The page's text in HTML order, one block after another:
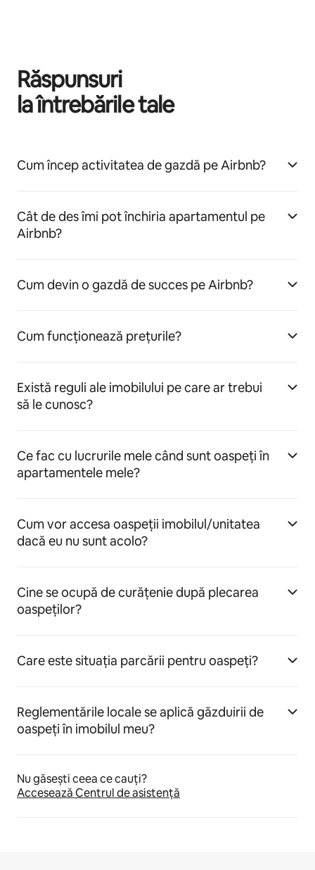
Răspunsuri
la întrebările tale
Cum încep activitatea de gazdă pe Airbnb?
Cât de des îmi pot închiria apartamentul pe
Airbnb?
Cum devin o gazdă de succes pe Airbnb?
Cum funcționează prețurile?
Există reguli ale imobilului pe care ar trebui
să le cunosc?
Ce fac cu lucrurile mele când sunt oaspeți în
apartamentele mele?
Cum vor accesa oaspeții imobilul/unitatea
dacă eu nu sunt acolo?
Cine se ocupă de curățenie după plecarea
oaspeților?
Care este situația parcării pentru oaspeți?
Reglementările locale se aplică găzduirii de
oaspeți în imobilul meu?
Nu găsești ceea ce cauți?
Accesează Centrul de asistență